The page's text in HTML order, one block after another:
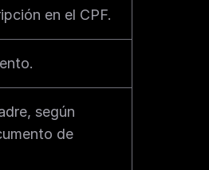
en el CPF.
según
de